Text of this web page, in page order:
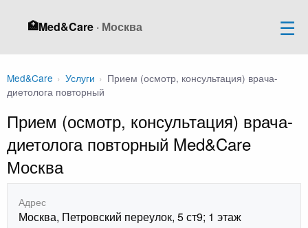
🏥Med&Care · Москва
Med&Care › Услуги › Прием (осмотр, консультация) врача-
диетолога повторный
Прием (осмотр, консультация) врача-
диетолога повторный Med&Care
Москва
Адрес
Москва, Петровский переулок, 5 ст9; 1 этаж